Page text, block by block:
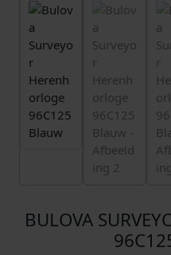
BULOVA